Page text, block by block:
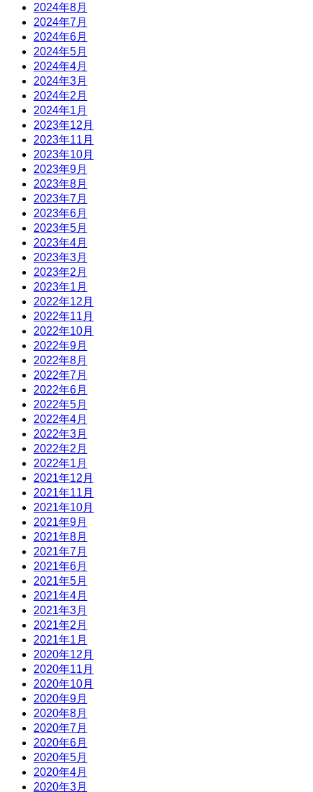
2024年8月
2024年7月
2024年6月
2024年5月
2024年4月
2024年3月
2024年2月
2024年1月
2023年12月
2023年11月
2023年10月
2023年9月
2023年8月
2023年7月
2023年6月
2023年5月
2023年4月
2023年3月
2023年2月
2023年1月
2022年12月
2022年11月
2022年10月
2022年9月
2022年8月
2022年7月
2022年6月
2022年5月
2022年4月
2022年3月
2022年2月
2022年1月
2021年12月
2021年11月
2021年10月
2021年9月
2021年8月
2021年7月
2021年6月
2021年5月
2021年4月
2021年3月
2021年2月
2021年1月
2020年12月
2020年11月
2020年10月
2020年9月
2020年8月
2020年7月
2020年6月
2020年5月
2020年4月
2020年3月